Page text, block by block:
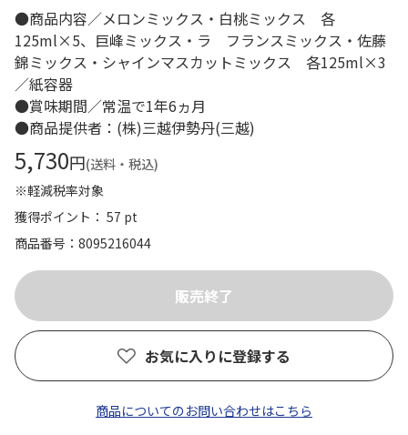
●商品内容／メロンミックス・白桃ミックス 各
125ml×5、巨峰ミックス・ラ フランスミックス・佐藤
錦ミックス・シャインマスカットミックス 各125ml×3
／紙容器
●賞味期間／常温で1年6ヵ月
●商品提供者：(株)三越伊勢丹(三越)
5,730円(送料・税込)
※軽減税率対象
獲得ポイント： 57 pt
商品番号
8095216044
お気に入りに登録する
商品についてのお問い合わせはこちら